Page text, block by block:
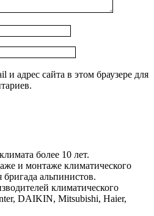
и адрес сайта в этом браузере для
более 10 лет.
и монтаже климатического
альпинистов.
климатического
DAIKIN, Mitsubishi, Haier,